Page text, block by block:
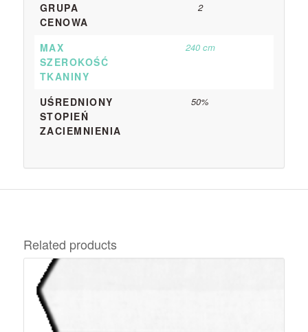
GRUPA
CENOWA
2
MAX
SZEROKOŚĆ
TKANINY
240 cm
UŚREDNIONY
STOPIEŃ
ZACIEMNIENIA
50%
Related products